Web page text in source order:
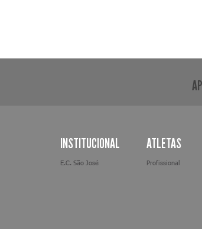
INSTITUCIONAL
E.C. São José
ATLETAS
Profissional